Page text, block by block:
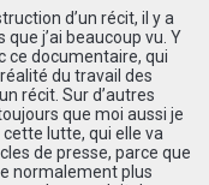
d’un récit, il y a
que j’ai beaucoup vu. Y
ce documentaire, qui
du travail des
récit. Sur d’autres
que moi aussi je
lutte, qui elle va
de presse, parce que
normalement plus